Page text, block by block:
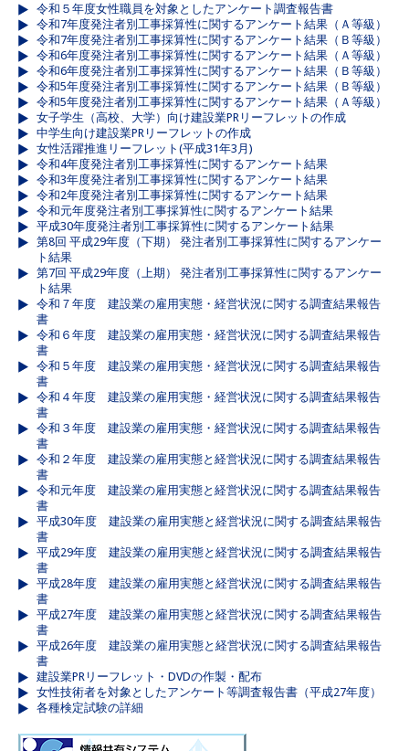
令和５年度女性職員を対象としたアンケート調査報告書
令和7年度発注者別工事採算性に関するアンケート結果（Ａ等級）
令和7年度発注者別工事採算性に関するアンケート結果（Ｂ等級）
令和6年度発注者別工事採算性に関するアンケート結果（Ａ等級）
令和6年度発注者別工事採算性に関するアンケート結果（Ｂ等級）
令和5年度発注者別工事採算性に関するアンケート結果（Ｂ等級）
令和5年度発注者別工事採算性に関するアンケート結果（Ａ等級）
女子学生（高校、大学）向け建設業PRリーフレットの作成
中学生向け建設業PRリーフレットの作成
女性活躍推進リーフレット(平成31年3月)
令和4年度発注者別工事採算性に関するアンケート結果
令和3年度発注者別工事採算性に関するアンケート結果
令和2年度発注者別工事採算性に関するアンケート結果
令和元年度発注者別工事採算性に関するアンケート結果
平成30年度発注者別工事採算性に関するアンケート結果
第8回 平成29年度（下期） 発注者別工事採算性に関するアンケー
ト結果
第7回 平成29年度（上期） 発注者別工事採算性に関するアンケー
ト結果
令和７年度 建設業の雇用実態・経営状況に関する調査結果報告
書
令和６年度 建設業の雇用実態・経営状況に関する調査結果報告
書
令和５年度 建設業の雇用実態・経営状況に関する調査結果報告
書
令和４年度 建設業の雇用実態・経営状況に関する調査結果報告
書
令和３年度 建設業の雇用実態・経営状況に関する調査結果報告
書
令和２年度 建設業の雇用実態と経営状況に関する調査結果報告
書
令和元年度 建設業の雇用実態と経営状況に関する調査結果報告
書
平成30年度 建設業の雇用実態と経営状況に関する調査結果報告
書
平成29年度 建設業の雇用実態と経営状況に関する調査結果報告
書
平成28年度 建設業の雇用実態と経営状況に関する調査結果報告
書
平成27年度 建設業の雇用実態と経営状況に関する調査結果報告
書
平成26年度 建設業の雇用実態と経営状況に関する調査結果報告
書
建設業PRリーフレット・DVDの作製・配布
女性技術者を対象としたアンケート等調査報告書（平成27年度）
各種検定試験の詳細